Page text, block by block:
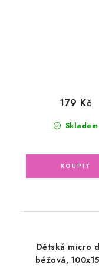
Skladem
179 Kč
Dětská micro
béžová,